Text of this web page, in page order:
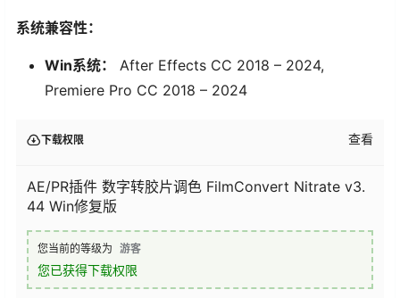
系统兼容性：
Win系统：
After Effects CC 2018 – 2024,
Premiere Pro CC 2018 – 2024
下载权限 查看
AE/PR插件 数字转胶片调色 FilmConvert Nitrate v3.
44 Win修复版
您当前的等级为 游客
您已获得下载权限